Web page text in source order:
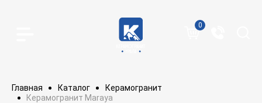
0
Главная Каталог
Керамогранит
Керамогранит Maraya